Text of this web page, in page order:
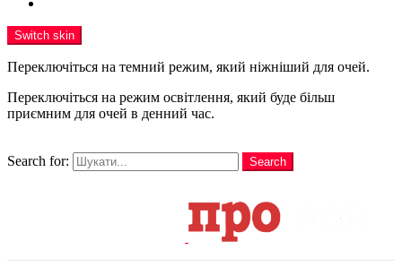
Switch skin
Переключіться на темний режим, який ніжніший для очей.
Переключіться на режим освітлення, який буде більш
приємним для очей в денний час.
Search for:
Search